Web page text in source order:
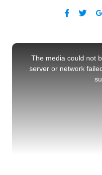
This
The media could not
server or network